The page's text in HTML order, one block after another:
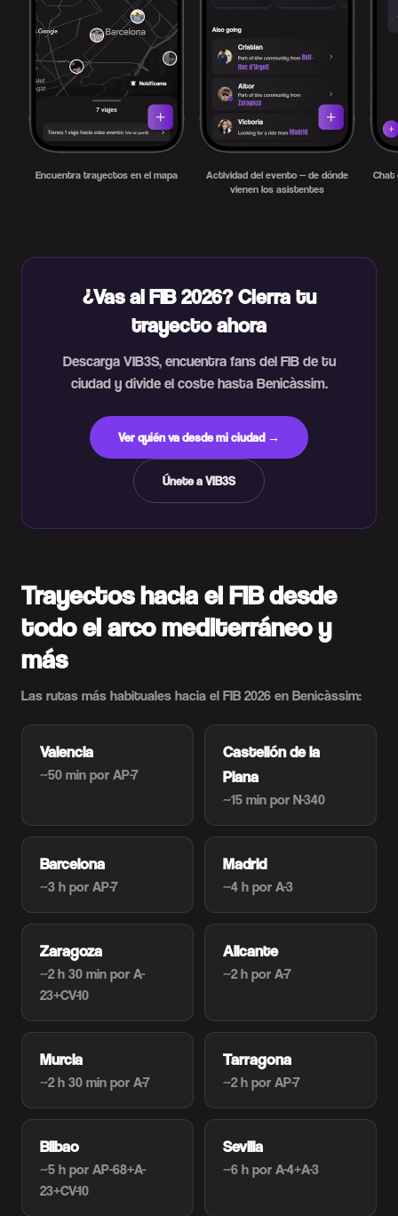
Encuentra trayectos en el mapa
Actividad del evento — de dónde
vienen los asistentes
Chat
¿Vas al FIB 2026? Cierra tu
trayecto ahora
Descarga VIB3S, encuentra fans del FIB de tu
ciudad y divide el coste hasta Benicàssim.
Ver quién va desde mi ciudad →
Únete a VIB3S
Trayectos hacia el FIB desde
todo el arco mediterráneo y
más
Las rutas más habituales hacia el FIB 2026 en Benicàssim:
Valencia
~50 min por AP-7
Castellón de la
Plana
~15 min por N-340
Barcelona
~3 h por AP-7
Madrid
~4 h por A-3
Zaragoza
~2 h 30 min por A-
23+CV-10
Alicante
~2 h por A-7
Murcia
~2 h 30 min por A-7
Tarragona
~2 h por AP-7
Bilbao
~5 h por AP-68+A-
23+CV-10
Sevilla
~6 h por A-4+A-3